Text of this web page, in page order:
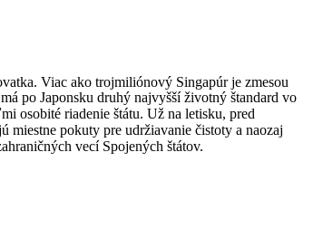
Viac ako trojmiliónový Singapúr je zmesou
po Japonsku druhý najvyšší životný štandard vo
osobité riadenie štátu. Už na letisku, pred
miestne pokuty pre udržiavanie čistoty a naozaj
vecí Spojených štátov.